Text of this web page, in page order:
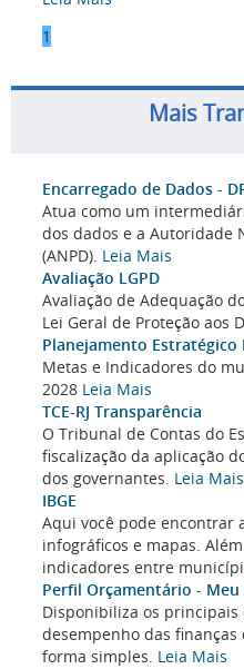
1
Mais
Encarregado de Dados -
Atua como um
dos dados e a Autoridade
(ANPD). Leia Mais
Avaliação LGPD
Avaliação de Adequação
Lei Geral de Proteção aos
Planejamento
Metas e Indicadores do
2028 Leia Mais
TCE-RJ Transparência
O Tribunal de Contas do
fiscalização da aplicação
dos governantes. Leia Mais
IBGE
Aqui você pode encontrar
infográficos e mapas.
indicadores entre
Perfil Orçamentário -
Disponibiliza os
desempenho das
forma simples. Leia Mais